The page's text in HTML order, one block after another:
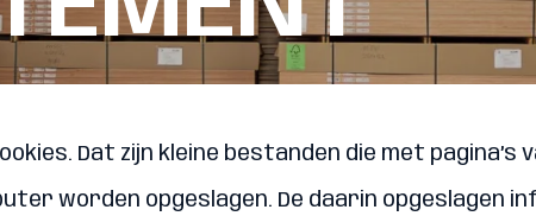
Dat zijn kleine bestanden die met
worden opgeslagen. De daarin opgeslagen